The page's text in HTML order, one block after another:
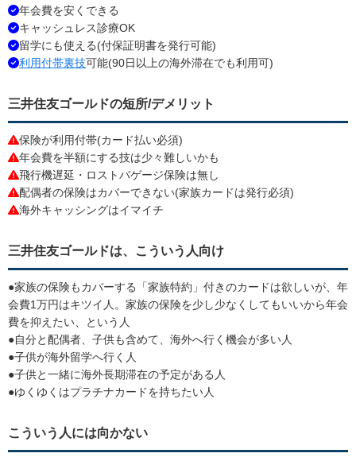
年会費を安くできる
キャッシュレス診療OK
留学にも使える(付保証明書を発行可能)
利用付帯裏技可能(90日以上の海外滞在でも利用可)
三井住友ゴールドの短所/デメリット
保険が利用付帯(カード払い必須)
年会費を半額にする技は少々難しいかも
飛行機遅延・ロストバゲージ保険は無し
配偶者の保険はカバーできない(家族カードは発行必須)
海外キャッシングはイマイチ
三井住友ゴールドは、こういう人向け
●家族の保険もカバーする「家族特約」付きのカードは欲しいが、年
会費1万円はキツイ人。家族の保険を少し少なくしてもいいから年会
費を抑えたい、という人
●自分と配偶者、子供も含めて、海外へ行く機会が多い人
●子供が海外留学へ行く人
●子供と一緒に海外長期滞在の予定がある人
●ゆくゆくはプラチナカードを持ちたい人
こういう人には向かない